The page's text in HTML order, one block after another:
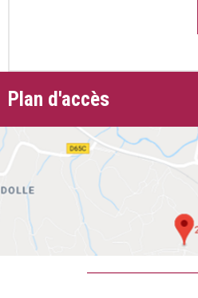
Plan d'accès